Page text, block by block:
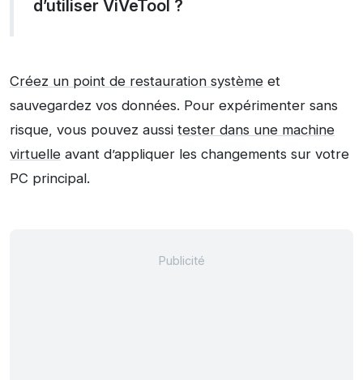
d’utiliser ViVeTool ?
Créez un point de restauration système et
sauvegardez vos données. Pour expérimenter sans
risque, vous pouvez aussi tester dans une machine
virtuelle avant d’appliquer les changements sur votre
PC principal.